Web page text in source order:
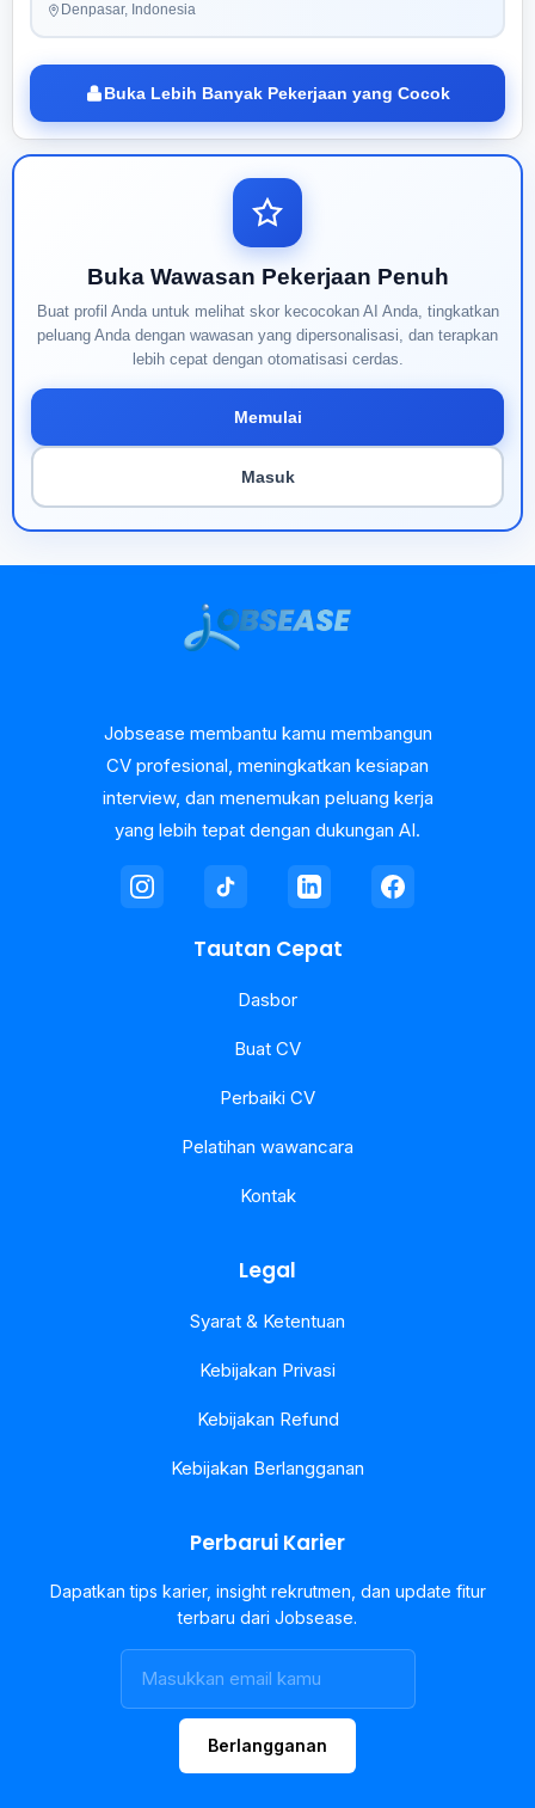
Denpasar, Indonesia
Buka Lebih Banyak Pekerjaan yang Cocok
Buka Wawasan Pekerjaan Penuh
Buat profil Anda untuk melihat skor kecocokan AI Anda, tingkatkan
peluang Anda dengan wawasan yang dipersonalisasi, dan terapkan
lebih cepat dengan otomatisasi cerdas.
Memulai
Masuk
Jobsease membantu kamu membangun
CV profesional, meningkatkan kesiapan
interview, dan menemukan peluang kerja
yang lebih tepat dengan dukungan AI.
Tautan Cepat
Dasbor
Buat CV
Perbaiki CV
Pelatihan wawancara
Kontak
Legal
Syarat & Ketentuan
Kebijakan Privasi
Kebijakan Refund
Kebijakan Berlangganan
Perbarui Karier
Dapatkan tips karier, insight rekrutmen, dan update fitur
terbaru dari Jobsease.
Berlangganan